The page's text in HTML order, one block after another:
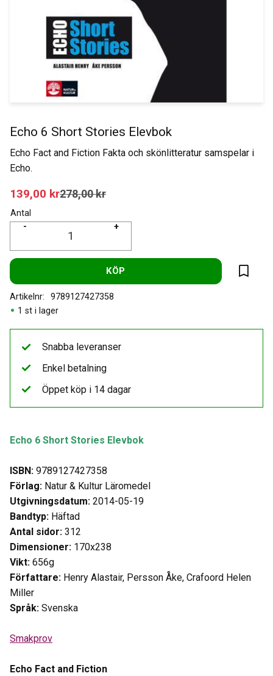
Echo 6 Short Stories Elevbok
Echo Fact and Fiction Fakta och skönlitteratur samspelar i
Echo.
Nedsatt pris:
139,00 krOrdinarie pris:
278,00kr
Antal
+
-
KÖP
Lägg
1 st i lager
Artikelnr 9789127427358
Echo 6 Short Stories Elevbok
ISBN: 9789127427358
Förlag: Natur & Kultur Läromedel
Utgivningsdatum: 2014-05-19
Bandtyp: Häftad
Antal sidor: 312
Dimensioner: 170x238
Vikt: 656g
Författare: Henry Alastair, Persson Åke, Crafoord Helen
Miller
Språk: Svenska
Smakprov
Echo Fact and Fiction
Snabba leveranser
Enkel betalning
Öppet köp i 14 dagar